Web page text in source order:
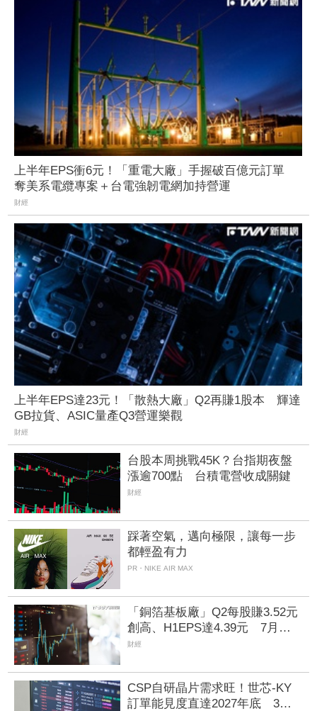
上半年EPS衝6元！「重電大廠」手握破百億元訂單
奪美系電纜專案＋台電強韌電網加持營運
財經
上半年EPS達23元！「散熱大廠」Q2再賺1股本 輝達
GB拉貨、ASIC量產Q3營運樂觀
財經
台股本周挑戰45K？台指期夜盤
漲逾700點 台積電營收成關鍵
財經
踩著空氣，邁向極限，讓每一步
都輕盈有力
PR・NIKE AIR MAX
「銅箔基板廠」Q2每股賺3.52元
創高、H1EPS達4.39元 7月營
收同締新猷、年增96.88%
財經
CSP自研晶片需求旺！世芯-KY
訂單能見度直達2027年底 3奈